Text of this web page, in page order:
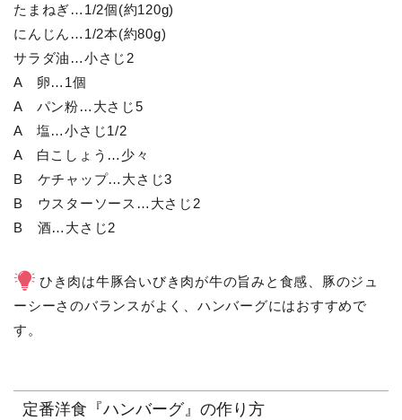
たまねぎ…1/2個(約120g)
にんじん…1/2本(約80g)
サラダ油…小さじ2
A 卵…1個
A パン粉…大さじ5
A 塩…小さじ1/2
A 白こしょう…少々
B ケチャップ…大さじ3
B ウスターソース…大さじ2
B 酒…大さじ2
ひき肉は牛豚合いびき肉が牛の旨みと食感、豚のジュ
ーシーさのバランスがよく、ハンバーグにはおすすめで
す。
定番洋食『ハンバーグ』の作り方